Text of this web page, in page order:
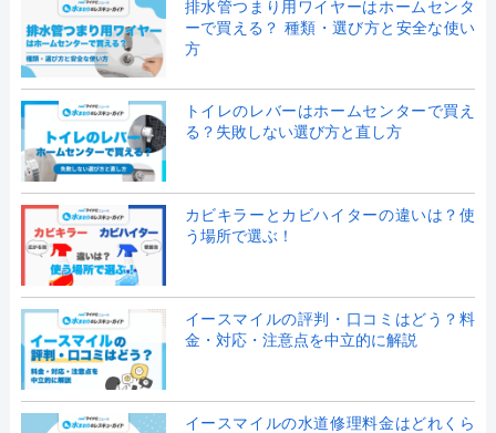
排水管つまり用ワイヤーはホームセンタ
ーで買える？ 種類・選び方と安全な使い
方
トイレのレバーはホームセンターで買え
る？失敗しない選び方と直し方
カビキラーとカビハイターの違いは？使
う場所で選ぶ！
イースマイルの評判・口コミはどう？料
金・対応・注意点を中立的に解説
イースマイルの水道修理料金はどれくら